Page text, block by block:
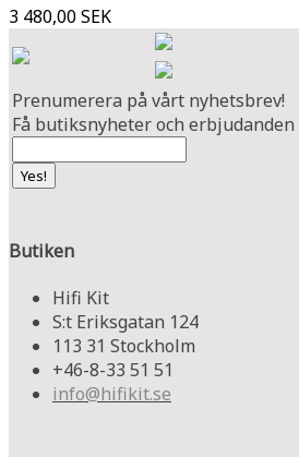
3 480,00 SEK
Prenumerera på vårt nyhetsbrev!
Få butiksnyheter och
Butiken
Hifi Kit
S:t Eriksgatan 124
113 31 Stockholm
+46-8-33 51 51
info@hifikit.se